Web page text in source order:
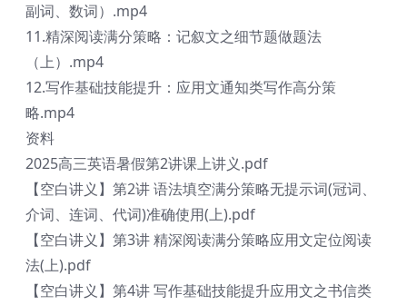
副词、数词）.mp4
11.精深阅读满分策略：记叙文之细节题做题法
（上）.mp4
12.写作基础技能提升：应用文通知类写作高分策
略.mp4
资料
2025高三英语暑假第2讲课上讲义.pdf
【空白讲义】第2讲 语法填空满分策略无提示词(冠词、
介词、连词、代词)准确使用(上).pdf
【空白讲义】第3讲 精深阅读满分策略应用文定位阅读
法(上).pdf
【空白讲义】第4讲 写作基础技能提升应用文之书信类